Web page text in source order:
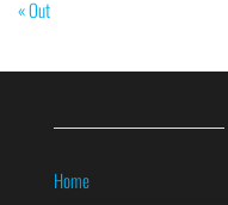
« Out
Home